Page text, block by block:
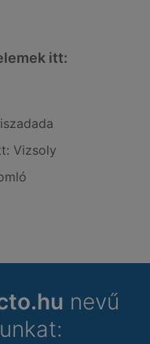
itt:
Vizsoly
nevű